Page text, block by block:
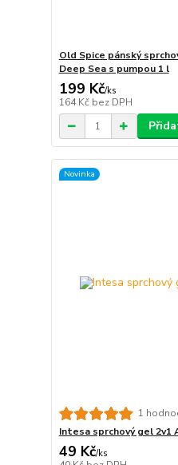
Old Spice pánský
Deep Sea s pumpou 1 l
199 Kč/ks
164 Kč bez DPH
Novinka
1
Intesa sprchový gel 2v1
49 Kč/ks